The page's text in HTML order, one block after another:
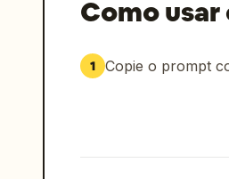
Como
1 Copie o prompt